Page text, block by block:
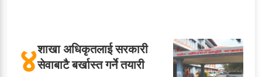
४शाखा अधिकृतलाई सरकारी
सेवाबाटै बर्खास्त गर्ने तयारी